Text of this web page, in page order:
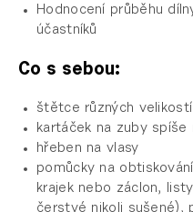
Hodnocení průběhu
účastníků
Co s sebou:
štětce různých
kartáček na zuby spíše
hřeben na vlasy
pomůcky na
krajek nebo záclon,
čerstvé nikoli sušené),